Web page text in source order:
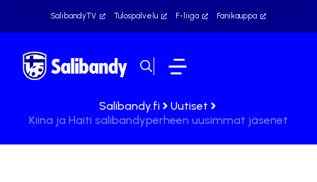
SalibandyTV Tulospalvelu F-liiga Fanikauppa
Salibandy.fi
Uutiset
Kiina ja Haiti salibandyperheen uusimmat jäsenet